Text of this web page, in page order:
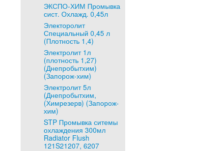
ЭКСПО-ХИМ Промывка
сист. Охлажд. 0,45л
Электоролит
Специальный 0,45 л
(Плотность 1,4)
Электролит 1л
(плотность 1,27)
(Днепробытхим)
(Запорож-хим)
Электролит 5л
(Днепробытхим,
(Химрезерв) (Запорож-
хим)
STP Промывка ситемы
охлаждения 300мл
Radiator Flush
121S21207, 6207